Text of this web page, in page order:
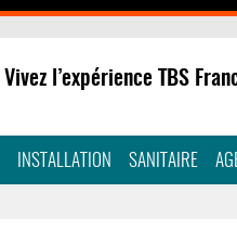
Vivez l’expérience TBS
INSTALLATION SANITAIRE